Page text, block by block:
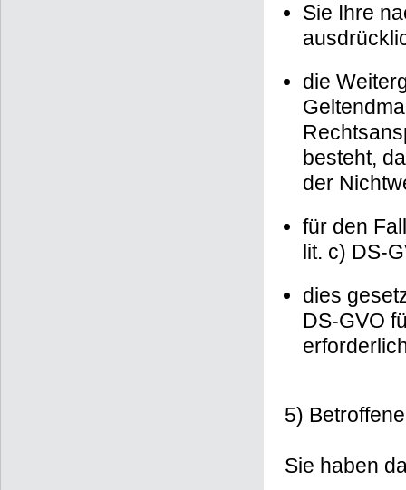
Sie Ihre
die
besteht,
der
für den
lit. c) DS-
dies
DS-GVO
5)
Sie haben